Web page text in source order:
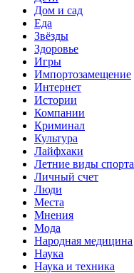
Дом и сад
Еда
Звёзды
Здоровье
Игры
Импортозамещение
Интернет
Истории
Компании
Криминал
Культура
Лайфхаки
Летние виды спорта
Личный счет
Люди
Места
Мнения
Мода
Народная медицина
Наука
Наука и техника